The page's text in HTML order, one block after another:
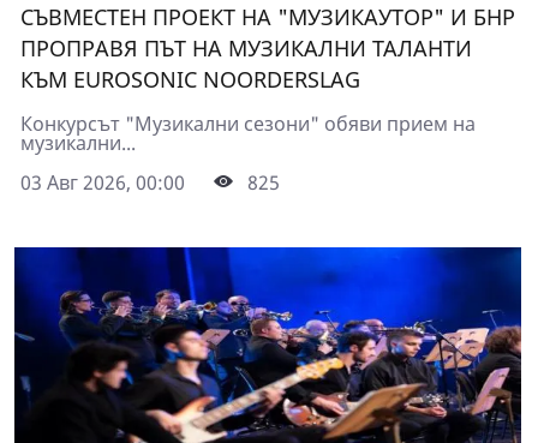
СЪВМЕСТЕН ПРОЕКТ НА "МУЗИКАУТОР" И БНР
ПРОПРАВЯ ПЪТ НА МУЗИКАЛНИ ТАЛАНТИ
КЪМ EUROSONIC NOORDERSLAG
Конкурсът "Музикални сезони" обяви прием на
музикални...
03 Авг 2026, 00:00
825